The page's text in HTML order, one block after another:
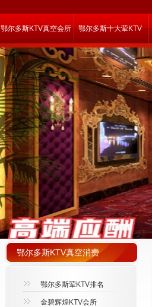
鄂尔多斯KTV真空会所 鄂尔多斯十大荤KTV
鄂尔多斯KTV真空消费
鄂尔多斯荤KTV排名
金碧辉煌KTV会所